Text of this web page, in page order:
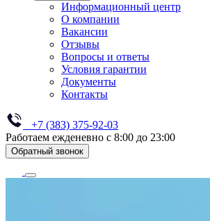
Информационный центр
О компании
Вакансии
Отзывы
Вопросы и ответы
Условия гарантии
Документы
Контакты
+7 (383) 375-92-03
Работаем ежденевно с 8:00 до 23:00
Обратный звонок